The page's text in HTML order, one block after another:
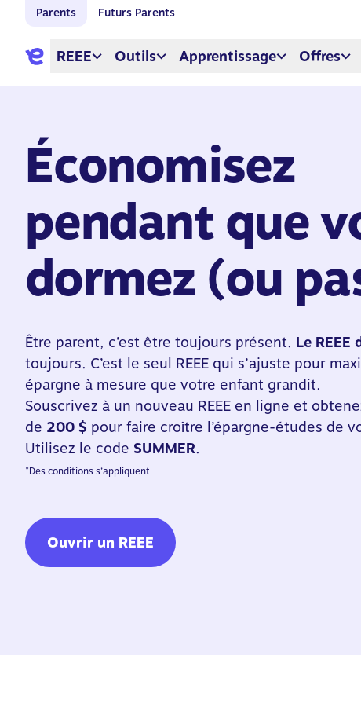
Parents Futurs Parents
REEE Outils Apprentissage Offres
Économisez
pendant que
dormez (ou
Être parent, c’est être toujours présent. Le REEE
toujours. C’est le seul REEE qui s’ajuste pour
épargne à mesure que votre enfant grandit.
Souscrivez à un nouveau REEE en ligne et
de 200 $ pour faire croître l’épargne-études de
Utilisez le code SUMMER.
* Des conditions s’appliquent
Ouvrir un REEE